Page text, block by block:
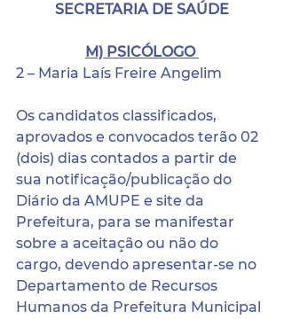
SECRETARIA DE SAÚDE
M) PSICÓLOGO
2 – Maria Laís Freire Angelim
Os candidatos classificados,
aprovados e convocados terão 02
(dois) dias contados a partir de
sua notificação/publicação do
Diário da AMUPE e site da
Prefeitura, para se manifestar
sobre a aceitação ou não do
cargo, devendo apresentar-se no
Departamento de Recursos
Humanos da Prefeitura Municipal